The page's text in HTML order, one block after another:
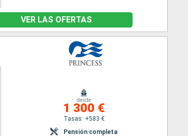
VER LAS OFERTAS
desde
1 300 €
Tasas: +583 €
Pensión completa